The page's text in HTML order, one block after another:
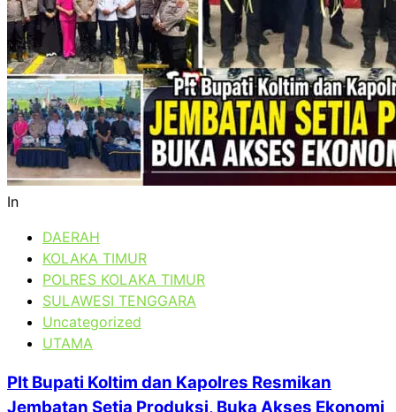
In
DAERAH
KOLAKA TIMUR
POLRES KOLAKA TIMUR
SULAWESI TENGGARA
Uncategorized
UTAMA
Plt Bupati Koltim dan Kapolres Resmikan
Jembatan Setia Produksi, Buka Akses Ekonomi